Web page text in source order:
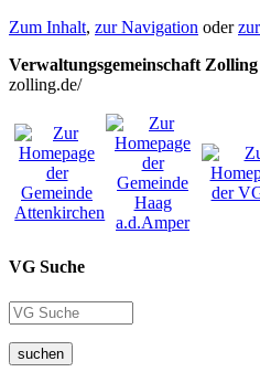
Zum Inhalt, zur Navigation oder
Verwaltungsgemeinschaft Zolling
zolling.de/
VG Suche
suchen